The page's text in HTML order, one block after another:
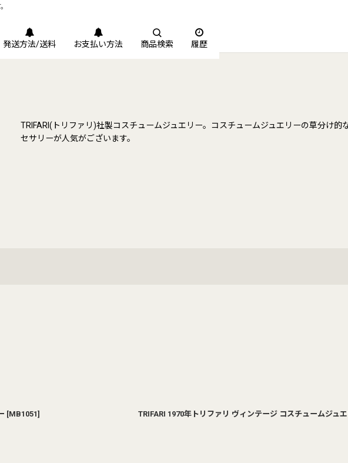
発送方法/送料 お支払い方法 商品検索 履歴
TRIFARI(トリファリ)社製コスチュームジュエリー。コスチュームジュエリーの草分け的
セサリーが人気がございます。
[MB1051] TRIFARI 1970年トリファリ ヴィンテージ コスチュームジュ